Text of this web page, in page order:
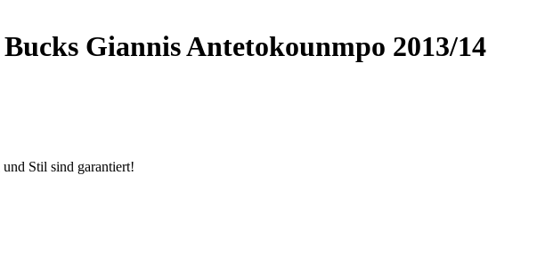
Giannis Antetokounmpo 2013/14
Stil sind garantiert!